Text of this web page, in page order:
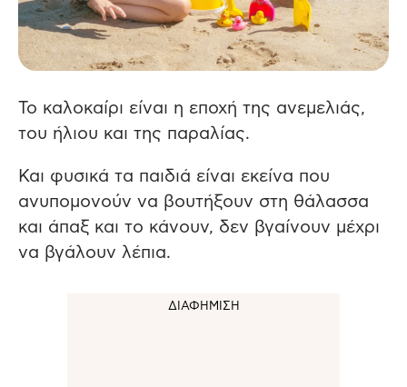
Το καλοκαίρι είναι η εποχή της ανεμελιάς,
του ήλιου και της παραλίας.
Και φυσικά τα παιδιά είναι εκείνα που
ανυπομονούν να βουτήξουν στη θάλασσα
και άπαξ και το κάνουν, δεν βγαίνουν μέχρι
να βγάλουν λέπια.